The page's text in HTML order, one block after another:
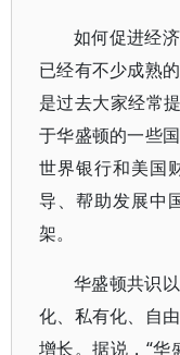
如何促进经
已经有不少成熟
是过去大家经常
于华盛顿的一些
世界银行和美国
导、帮助发展中
架。
华盛顿共识
化、私有化、自
增长。据说，“华